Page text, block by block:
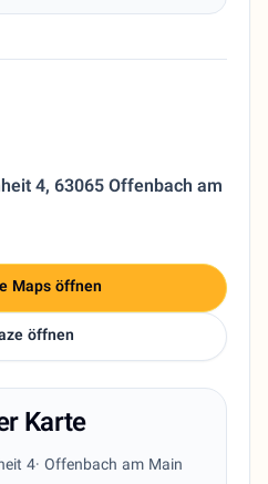
4, 63065 Offenbach am
Maps öffnen
öffnen
Karte
4· Offenbach am Main